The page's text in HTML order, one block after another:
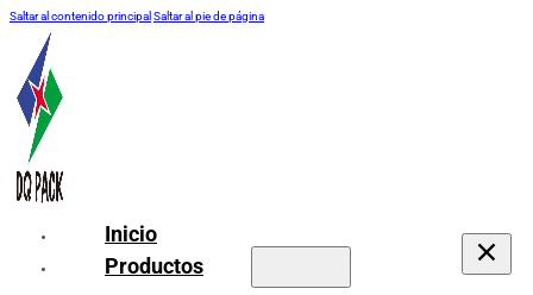
Saltar al contenido principal Saltar al pie de página
Inicio
Productos